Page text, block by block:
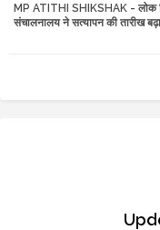
MP ATITHI SHIKSHAK - लोक
संचालनालय ने सत्यापन की तारीख